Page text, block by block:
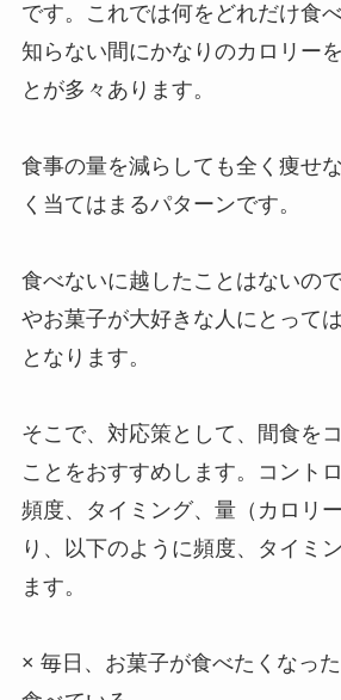
です。これでは何をどれだけ食
知らない間にかなりのカロリー
とが多々あります。
食事の量を減らしても全く痩せ
く当てはまるパターンです。
食べないに越したことはないの
やお菓子が大好きな人にとって
となります。
そこで、対応策として、間食を
ことをおすすめします。コント
頻度、タイミング、量（カロリ
り、以下のように頻度、タイミ
ます。
× 毎日、お菓子が食べたくなっ